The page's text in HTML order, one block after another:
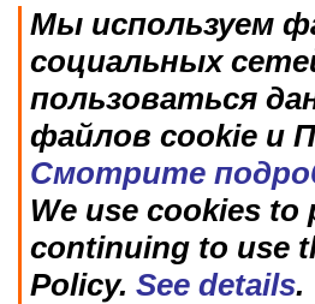
Мы используем
социальных
пользоваться
файлов cookie и
Смотрите
We use cookies
continuing to use
Policy. See details.